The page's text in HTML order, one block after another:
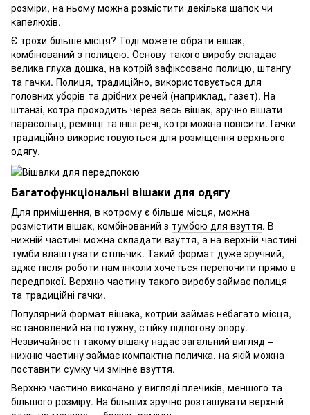
розміри, на ньому можна розмістити декілька шапок чи
капелюхів.
Є трохи більше місця? Тоді можете обрати вішак,
комбінований з полицею. Основу такого виробу складає
велика глуха дошка, на котрій зафіксовано полицю, штангу
та гачки. Полиця, традиційно, використовується для
головних уборів та дрібних речей (наприклад, газет). На
штанзі, котра проходить через весь вішак, зручно вішати
парасольці, ремінці та інші речі, котрі можна повісити. Гачки
традиційно використовуються для розміщення верхнього
одягу.
Багатофункціональні вішаки для одягу
Для приміщення, в котрому є більше місця, можна
розмістити вішак, комбінований з тумбою для взуття. В
нижній частині можна складати взуття, а на верхній частині
тумби влаштувати стільчик. Такий формат дуже зручний,
адже після роботи нам інколи хочеться перепочити прямо в
передпокої. Верхню частину такого виробу займає полиця
та традиційні гачки.
Популярний формат вішака, котрий займає небагато місця,
встановлений на потужну, стійку підлогову опору.
Незвичайності такому вішаку надає загальний вигляд –
нижню частину займає компактна поличка, на якій можна
поставити сумку чи змінне взуття.
Верхню частино виконано у вигляді плечиків, меншого та
більшого розміру. На більших зручно розташувати верхній